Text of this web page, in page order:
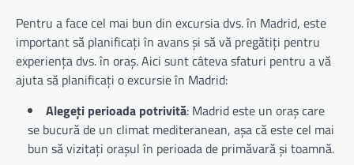
Pentru a face cel mai bun din excursia dvs. în Madrid, este
important să planificați în avans și să vă pregătiți pentru
experiența dvs. în oraș. Aici sunt câteva sfaturi pentru a vă
ajuta să planificați o excursie în Madrid:
Alegeți perioada potrivită: Madrid este un oraș care
se bucură de un climat mediteranean, așa că este cel mai
bun să vizitați orașul în perioada de primăvară și toamnă.